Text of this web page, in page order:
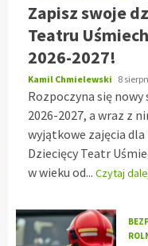
Zapisz swoje
Teatru
2026-2027!
Kamil Chmielewski 8
Rozpoczyna się
2026-2027, a wraz z
wyjątkowe zajęcia dla
Dziecięcy Teatr
w wieku od... Czytaj